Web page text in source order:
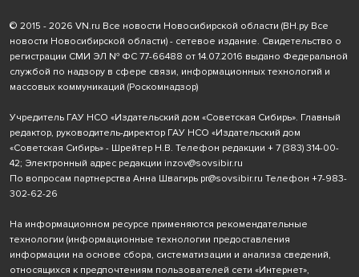
© 2015 - 2026 VN.ru Все новости Новосибирской области (ВН.ру Все
новости Новосибирской области) - сетевое издание. Свидетельство о
регистрации СМИ ЭЛ № ФС 77-66488 от 14.07.2016 выдано Федеральной
службой по надзору в сфере связи, информационных технологий и
массовых коммуникаций (Роскомнадзор)
Учредитель ГАУ НСО «Издательский дом «Советская Сибирь». Главный
редактор, руководитель-директор ГАУ НСО «Издательский дом
«Советская Сибирь» - Шрейтер Н.В. Телефон редакции + 7 (383) 314-00-
42; Электронный адрес редакции inzov@sovsibir.ru
По вопросам партнерства Анна Швагирь pr@sovsibir.ru Телефон +7-983-
302-62-26
На информационном ресурсе применяются рекомендательные
технологии (информационные технологии предоставления
информации на основе сбора, систематизации и анализа сведений,
относящихся к предпочтениям пользователей сети «Интернет»,